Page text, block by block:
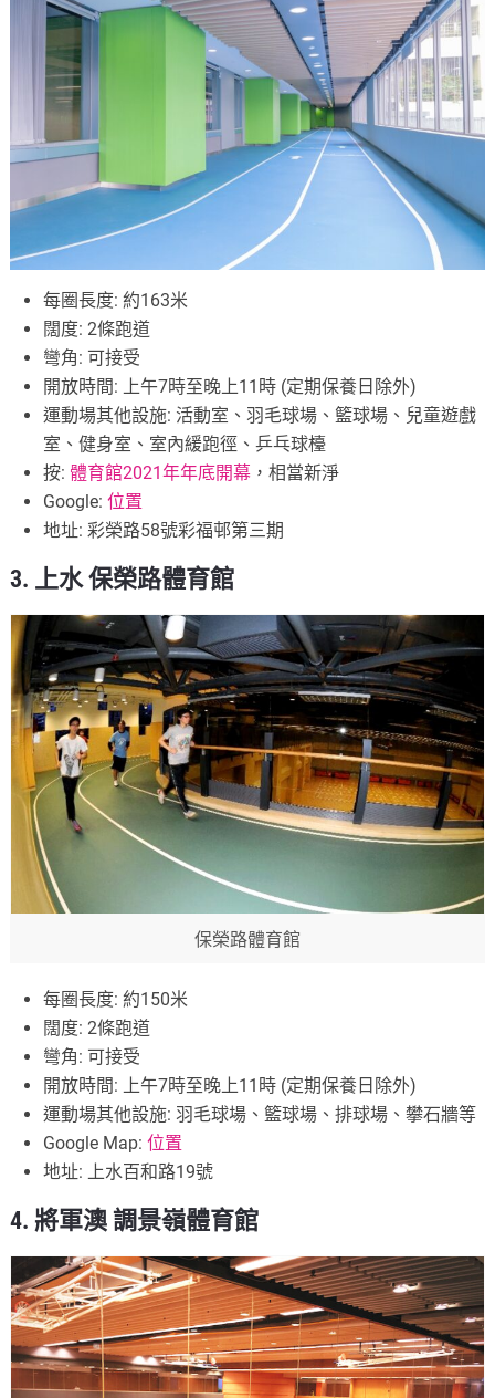
每圈長度: 約163米
闊度: 2條跑道
彎角: 可接受
開放時間: 上午7時至晚上11時 (定期保養日除外)
運動場其他設施: 活動室、羽毛球場、籃球場、兒童遊戲
室、健身室、室內緩跑徑、乒乓球檯
按: 體育館2021年年底開幕 ，相當新淨
Google:位置
地址: 彩榮路58號彩福邨第三期
3. 上水 保榮路體育館
保榮路體育館
每圈長度: 約150米
闊度: 2條跑道
彎角: 可接受
開放時間: 上午7時至晚上11時 (定期保養日除外)
運動場其他設施: 羽毛球場、籃球場、排球場、攀石牆等
Google Map:位置
地址: 上水百和路19號
4. 將軍澳 調景嶺體育館